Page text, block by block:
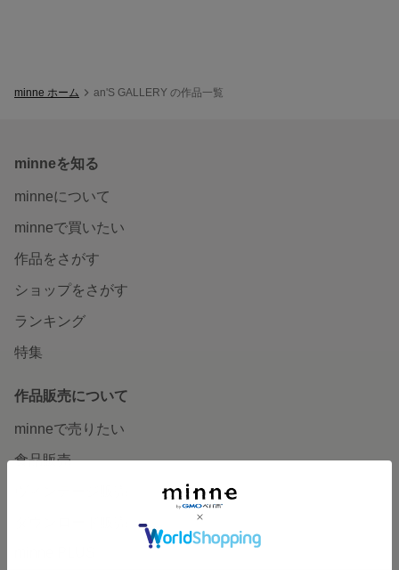
minne ホーム an'S GALLERY の作品一覧
minneを知る
minneについて
minneで買いたい
作品をさがす
ショップをさがす
ランキング
特集
作品販売について
minneで売りたい
食品販売